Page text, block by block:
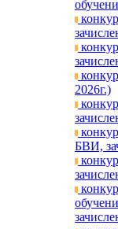
2026г.)
БВИ,